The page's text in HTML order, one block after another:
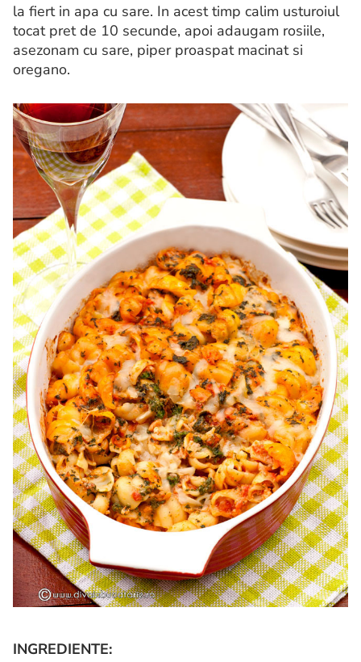
la fiert in apa cu sare. In acest timp calim usturoiul
tocat pret de 10 secunde, apoi adaugam rosiile,
asezonam cu sare, piper proaspat macinat si
oregano.
INGREDIENTE: